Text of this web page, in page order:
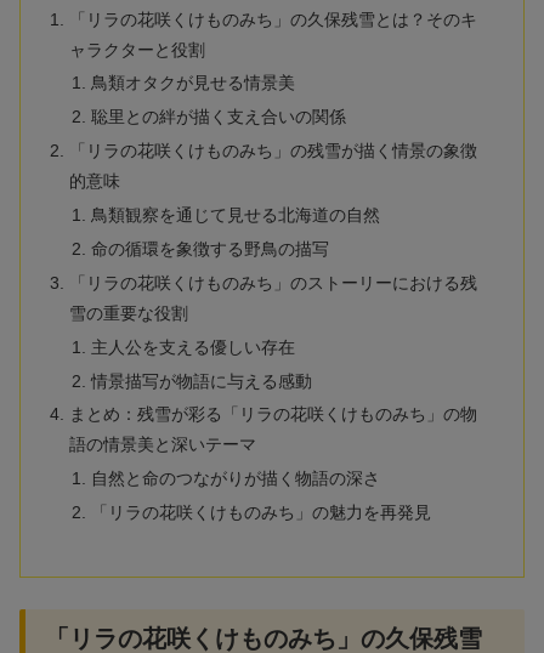
「リラの花咲くけものみち」の久保残雪とは？そのキ
ャラクターと役割
鳥類オタクが見せる情景美
聡里との絆が描く支え合いの関係
「リラの花咲くけものみち」の残雪が描く情景の象徴
的意味
鳥類観察を通じて見せる北海道の自然
命の循環を象徴する野鳥の描写
「リラの花咲くけものみち」のストーリーにおける残
雪の重要な役割
主人公を支える優しい存在
情景描写が物語に与える感動
まとめ：残雪が彩る「リラの花咲くけものみち」の物
語の情景美と深いテーマ
自然と命のつながりが描く物語の深さ
「リラの花咲くけものみち」の魅力を再発見
「リラの花咲くけものみち」の久保残雪